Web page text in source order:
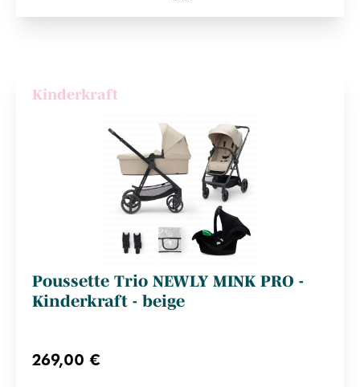
Kinderkraft
Poussette Trio NEWLY MINK PRO -
Kinderkraft - beige
269,00 €